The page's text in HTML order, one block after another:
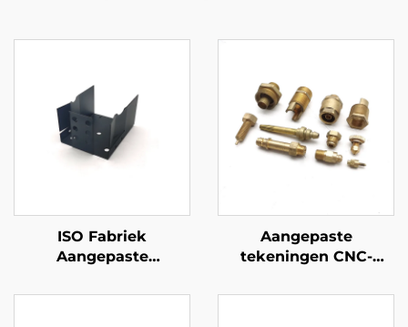
ISO Fabriek
Aangepaste
Bladmetaal Drukwerk
Aangepaste
tekeningen CNC-
Hoogprecisie CNC-